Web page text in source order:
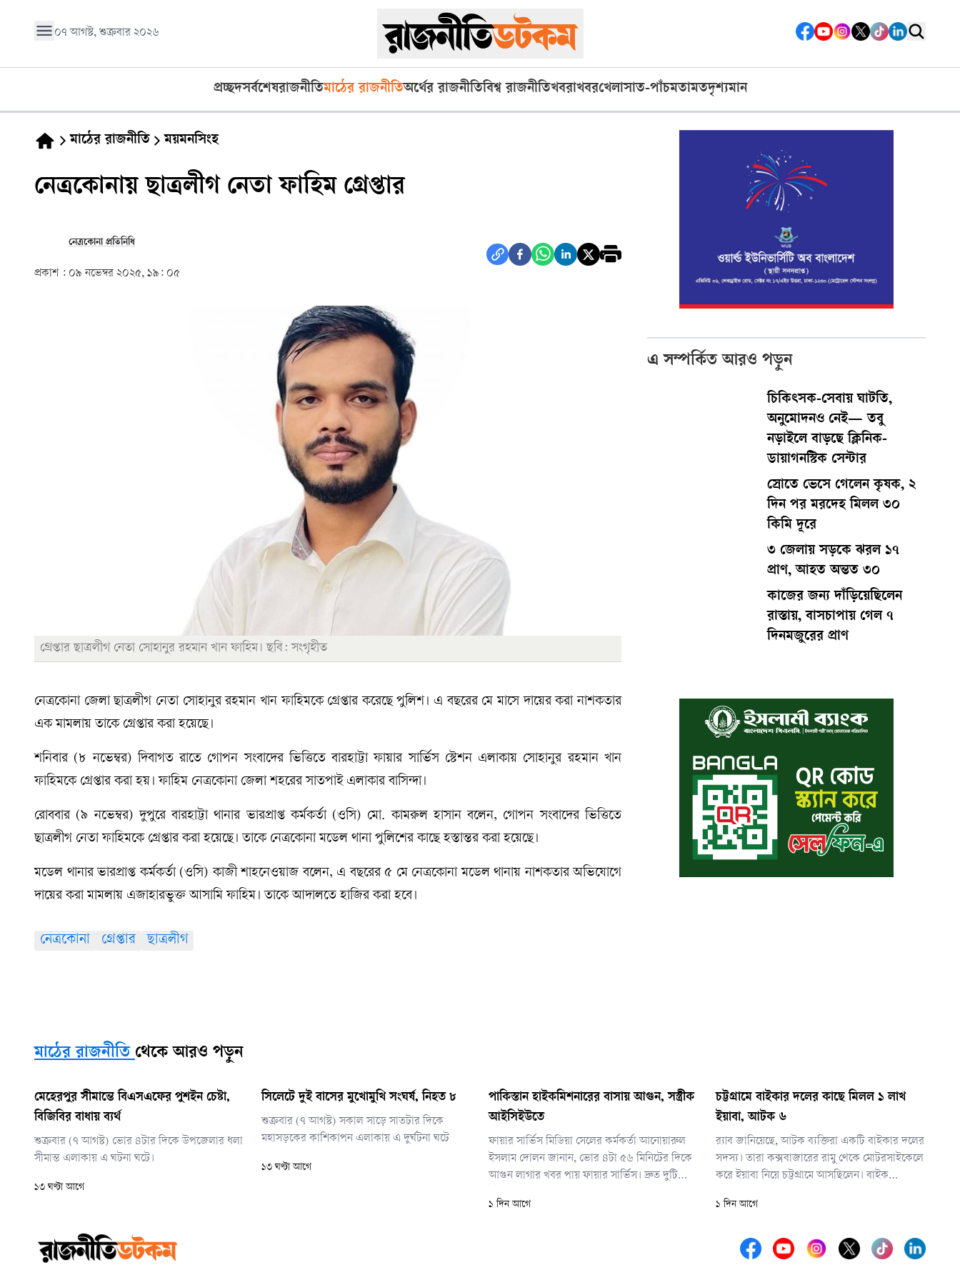
০৭ আগস্ট, শুক্রবার ২০২৬
প্রচ্ছদসর্বশেষরাজনীতিমাঠের রাজনীতিঅর্থের রাজনীতিবিশ্ব রাজনীতিখবরাখবরখেলাসাত-পাঁচমতামতদৃশ্যমান
মাঠের রাজনীতি ময়মনসিংহ
নেত্রকোনায় ছাত্রলীগ নেতা ফাহিম গ্রেপ্তার
নেত্রকোনা প্রতিনিধি
প্রকাশ : ০৯ নভেম্বর ২০২৫, ১৯: ০৫
গ্রেপ্তার ছাত্রলীগ নেতা সোহানুর রহমান খান ফাহিম। ছবি: সংগৃহীত
নেত্রকোনা জেলা ছাত্রলীগ নেতা সোহানুর রহমান খান ফাহিমকে গ্রেপ্তার করেছে পুলিশ। এ বছরের মে মাসে দায়ের করা নাশকতার
এক মামলায় তাকে গ্রেপ্তার করা হয়েছে।
শনিবার (৮ নভেম্বর) দিবাগত রাতে গোপন সংবাদের ভিত্তিতে বারহাট্টা ফায়ার সার্ভিস স্টেশন এলাকায় সোহানুর রহমান খান
ফাহিমকে গ্রেপ্তার করা হয়। ফাহিম নেত্রকোনা জেলা শহরের সাতপাই এলাকার বাসিন্দা।
রোববার (৯ নভেম্বর) দুপুরে বারহাট্টা থানার ভারপ্রাপ্ত কর্মকর্তা (ওসি) মো. কামরুল হাসান বলেন, গোপন সংবাদের ভিত্তিতে
ছাত্রলীগ নেতা ফাহিমকে গ্রেপ্তার করা হয়েছে। তাকে নেত্রকোনা মডেল থানা পুলিশের কাছে হস্তান্তর করা হয়েছে।
মডেল থানার ভারপ্রাপ্ত কর্মকর্তা (ওসি) কাজী শাহনেওয়াজ বলেন, এ বছরের ৫ মে নেত্রকোনা মডেল থানায় নাশকতার অভিযোগে
দায়ের করা মামলায় এজাহারভুক্ত আসামি ফাহিম। তাকে আদালতে হাজির করা হবে।
নেত্রকোনা গ্রেপ্তার ছাত্রলীগ
এ সম্পর্কিত আরও পড়ুন
চিকিৎসক-সেবায় ঘাটতি,
অনুমোদনও নেই— তবু
নড়াইলে বাড়ছে ক্লিনিক-
ডায়াগনস্টিক সেন্টার
স্রোতে ভেসে গেলেন কৃষক, ২
দিন পর মরদেহ মিলল ৩০
কিমি দূরে
৩ জেলায় সড়কে ঝরল ১৭
প্রাণ, আহত অন্তত ৩০
কাজের জন্য দাঁড়িয়েছিলেন
রাস্তায়, বাসচাপায় গেল ৭
দিনমজুরের প্রাণ
মাঠের রাজনীতি থেকে আরও পড়ুন
মেহেরপুর সীমান্তে বিএসএফের পুশইন চেষ্টা,
বিজিবির বাধায় ব্যর্থ
শুক্রবার (৭ আগস্ট) ভোর ৪টার দিকে উপজেলার ধলা
সীমান্ত এলাকায় এ ঘটনা ঘটে।
১৩ ঘণ্টা আগে
সিলেটে দুই বাসের মুখোমুখি সংঘর্ষ, নিহত ৮
শুক্রবার (৭ আগস্ট) সকাল সাড়ে সাতটার দিকে
মহাসড়কের কাশিকাপন এলাকায় এ দুর্ঘটনা ঘটে
১৩ ঘণ্টা আগে
পাকিস্তান হাইকমিশনারের বাসায় আগুন, সস্ত্রীক
আইসিইউতে
ফায়ার সার্ভিস মিডিয়া সেলের কর্মকর্তা আনোয়ারুল
ইসলাম দোলন জানান, ভোর ৪টা ৫৬ মিনিটের দিকে
আগুন লাগার খবর পায় ফায়ার সার্ভিস। দ্রুত দুটি
নিয়ন্ত্রণে আনে। আগুন পুরোপুরি নেভানো সম্ভব হয়
১ দিন আগে
চট্টগ্রামে বাইকার দলের কাছে মিলল ১ লাখ
ইয়াবা, আটক ৬
র‌্যাব জানিয়েছে, আটক ব্যক্তিরা একটি বাইকার দলের
সদস্য। তারা কক্সবাজারের রামু থেকে মোটরসাইকেলে
করে ইয়াবা নিয়ে চট্টগ্রামে আসছিলেন। বাইক
পাচার করে আসছিলেন।
১ দিন আগে